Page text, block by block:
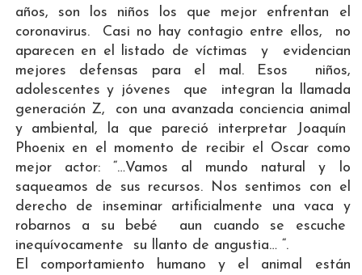
años, son los niños los que mejor enfrentan el
coronavirus. Casi no hay contagio entre ellos, no
aparecen en el listado de víctimas y evidencian
mejores defensas para el mal. Esos niños,
adolescentes y jóvenes que integran la llamada
generación Z, con una avanzada conciencia animal
y ambiental, la que pareció interpretar Joaquín
Phoenix en el momento de recibir el Oscar como
mejor actor: “…Vamos al mundo natural y lo
saqueamos de sus recursos. Nos sentimos con el
derecho de inseminar artificialmente una vaca y
robarnos a su bebé aun cuando se escuche
inequívocamente su llanto de angustia… “.
El comportamiento humano y el animal están